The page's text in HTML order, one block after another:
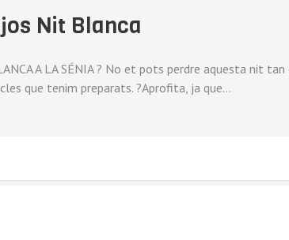
Nit Blanca
A LA SÉNIA ? No et pots perdre aquesta nit
que tenim preparats. ?Aprofita, ja que…